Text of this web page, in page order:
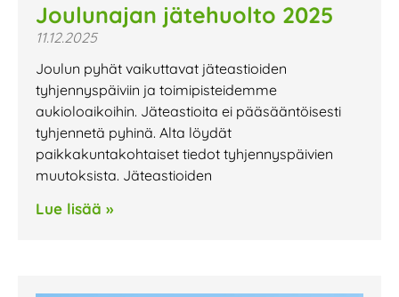
Joulunajan jätehuolto 2025
11.12.2025
Joulun pyhät vaikuttavat jäteastioiden
tyhjennyspäiviin ja toimipisteidemme
aukioloaikoihin. Jäteastioita ei pääsääntöisesti
tyhjennetä pyhinä. Alta löydät
paikkakuntakohtaiset tiedot tyhjennyspäivien
muutoksista. Jäteastioiden
Lue lisää »